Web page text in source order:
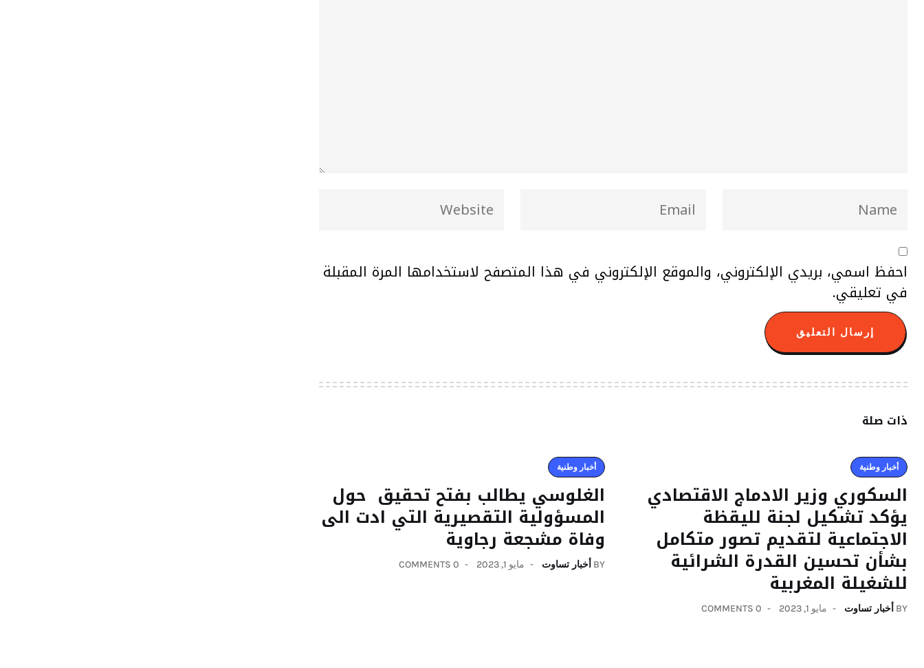
احفظ اسمي، بريدي الإلكتروني، والموقع الإلكتروني في هذا المتصفح لاستخدامها المرة المقبلة
في تعليقي.
ذات صلة
أخبار وطنية
السكوري وزير الادماج الاقتصادي
يؤكد تشكيل لجنة لليقظة
الاجتماعية لتقديم تصور متكامل
بشأن تحسين القدرة الشرائية
للشغيلة المغربية
BY أخبار تساوت مايو 1, 2023 0 COMMENTS
أخبار وطنية
الغلوسي يطالب بفتح تحقيق حول
المسؤولية التقصيرية التي ادت الى
وفاة مشجعة رجاوية
BY أخبار تساوت مايو 1, 2023 0 COMMENTS